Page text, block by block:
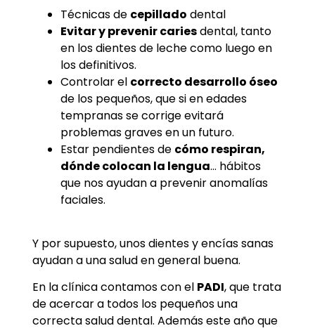
Técnicas de cepillado dental
Evitar y prevenir cariesdental, tanto
en los dientes de leche como luego en
los definitivos.
Controlar el correcto desarrollo óseo
de los pequeños, que si en edades
tempranas se corrige evitará
problemas graves en un futuro.
Estar pendientes de cómo respiran,
dónde colocan la lengua… hábitos
que nos ayudan a prevenir anomalías
faciales.
Y por supuesto, unos dientes y encías sanas
ayudan a una salud en general buena.
En la clínica contamos con el PADI, que trata
de acercar a todos los pequeños una
correcta salud dental. Además este año que